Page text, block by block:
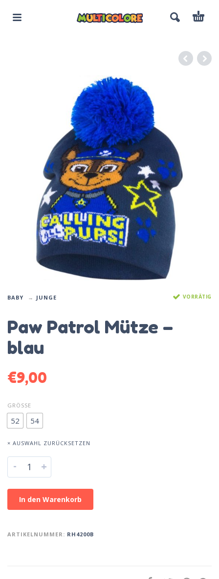
BABY JUNGE VORRÄTIG
Paw Patrol Mütze –
blau
€9,00
GRÖSSE
52 54
× AUSWAHL ZURÜCKSETZEN
- +
In den Warenkorb
ARTIKELNUMMER: RH4200B